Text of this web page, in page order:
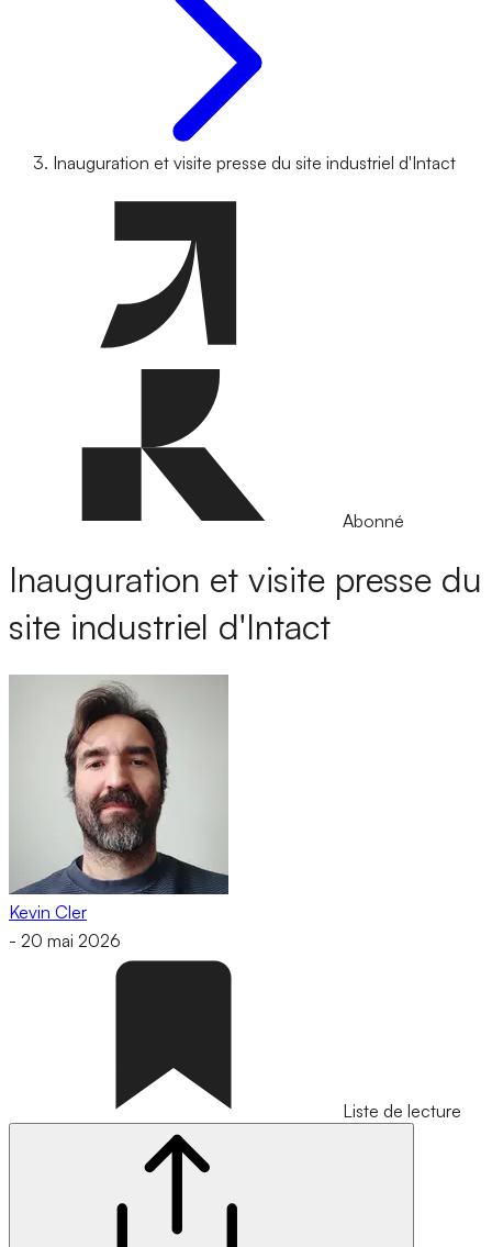
Inauguration et visite presse du site industriel d'Intact
Abonné
Inauguration et visite presse du
site industriel d'Intact
Kevin Cler
- 20 mai 2026
Liste de lecture